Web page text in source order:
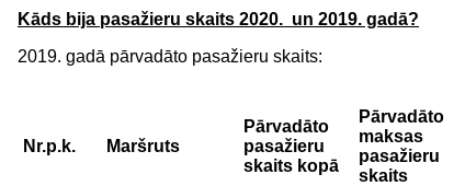
Kāds bija pasažieru skaits 2020. un 2019. gadā?
2019. gadā pārvadāto pasažieru skaits:
Nr.p.k. Maršruts
Pārvadāto
pasažieru
skaits kopā
Pārvadāto
maksas
pasažieru
skaits